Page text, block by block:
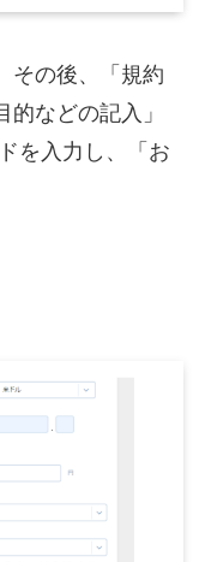
その後、「規約
などの記入」
を入力し、「お